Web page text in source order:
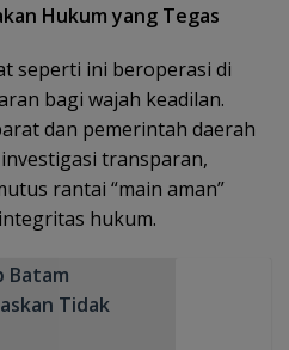
Hukum yang Tegas
seperti ini beroperasi di
bagi wajah keadilan.
dan pemerintah daerah
transparan,
rantai “main aman”
hukum.
Batam
Tidak